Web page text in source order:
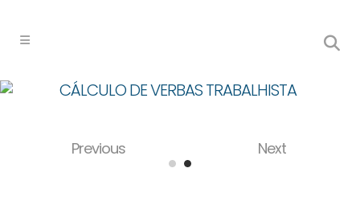
CÁLCULO DE VERBAS TRABALHISTA
Previous Next